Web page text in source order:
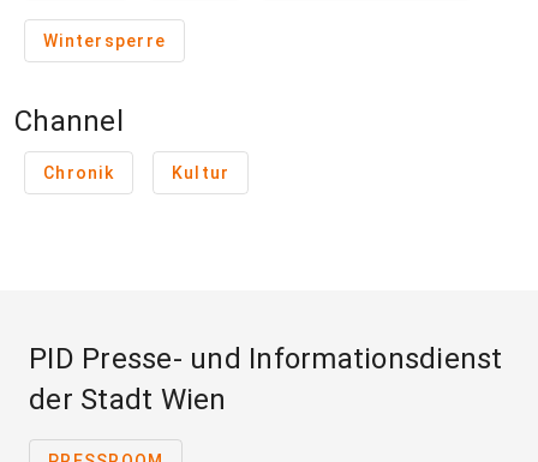
Wintersperre
Channel
Chronik Kultur
PID Presse- und Informationsdienst
der Stadt Wien